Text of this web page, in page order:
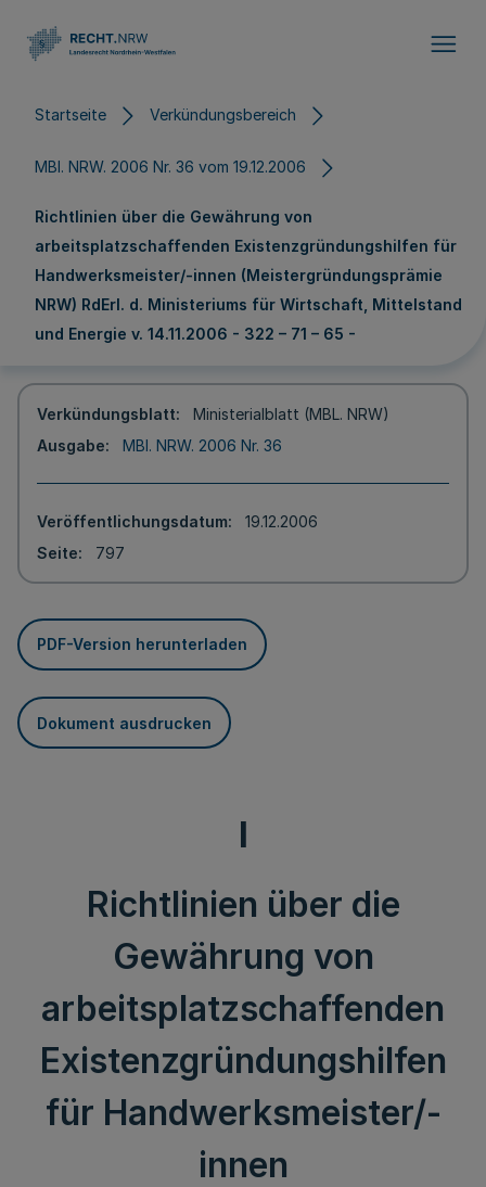
Startseite Verkündungsbereich
MBl. NRW. 2006 Nr. 36 vom 19.12.2006
Richtlinien über die Gewährung von
arbeitsplatzschaffenden Existenzgründungshilfen für
Handwerksmeister/-innen (Meistergründungsprämie
NRW) RdErl. d. Ministeriums für Wirtschaft, Mittelstand
und Energie v. 14.11.2006 - 322 – 71 – 65 -
Verkündungsblatt
Ministerialblatt (MBL. NRW)
Ausgabe
MBl. NRW. 2006 Nr. 36
Veröffentlichungsdatum
19.12.2006
Seite
797
PDF-Version herunterladen
Dokument ausdrucken
I
Richtlinien über die
Gewährung von
arbeitsplatzschaffenden
Existenzgründungshilfen
für Handwerksmeister/-
innen